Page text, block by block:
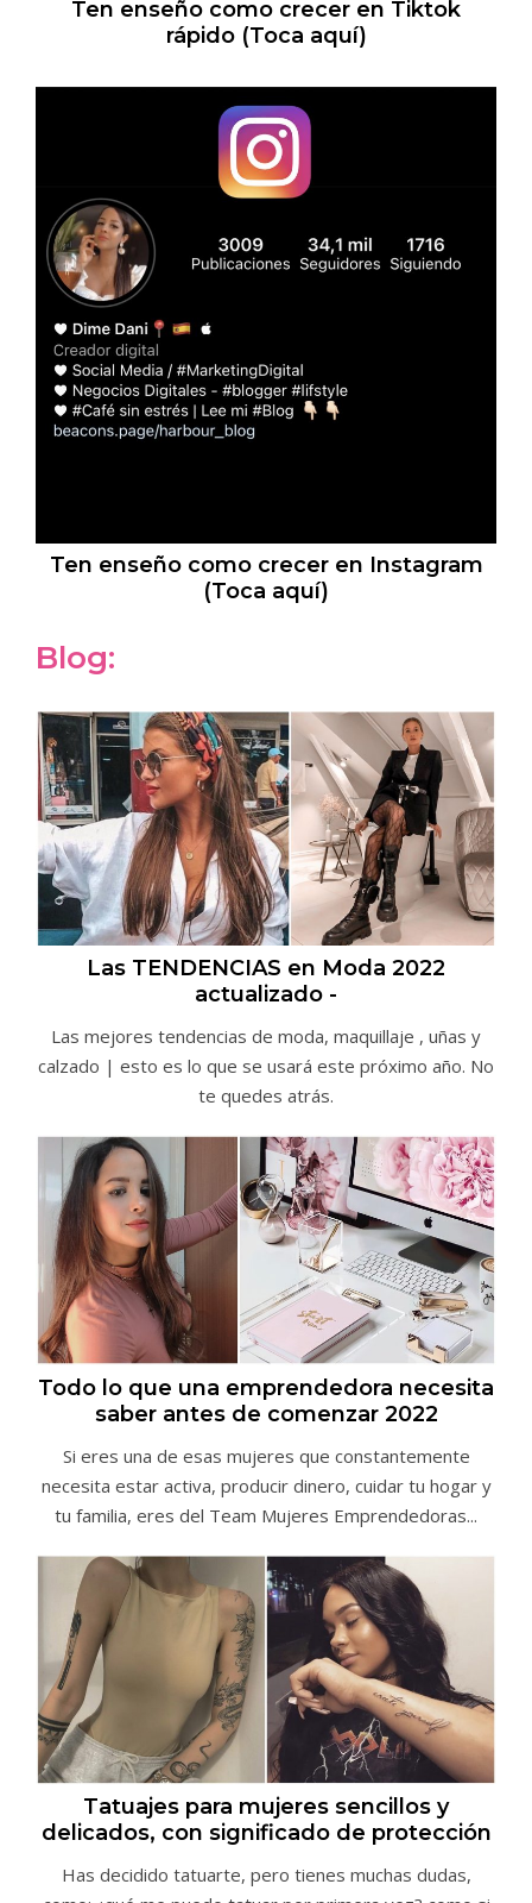
Ten enseño como crecer en Tiktok
rápido (Toca aquí)
Ten enseño como crecer en Instagram
(Toca aquí)
Blog:
Las TENDENCIAS en Moda 2022
actualizado -
Las mejores tendencias de moda, maquillaje , uñas y
calzado | esto es lo que se usará este próximo año. No
te quedes atrás.
Todo lo que una emprendedora necesita
saber antes de comenzar 2022
Si eres una de esas mujeres que constantemente
necesita estar activa, producir dinero, cuidar tu hogar y
tu familia, eres del Team Mujeres Emprendedoras...
Tatuajes para mujeres sencillos y
delicados, con significado de protección
Has decidido tatuarte, pero tienes muchas dudas,